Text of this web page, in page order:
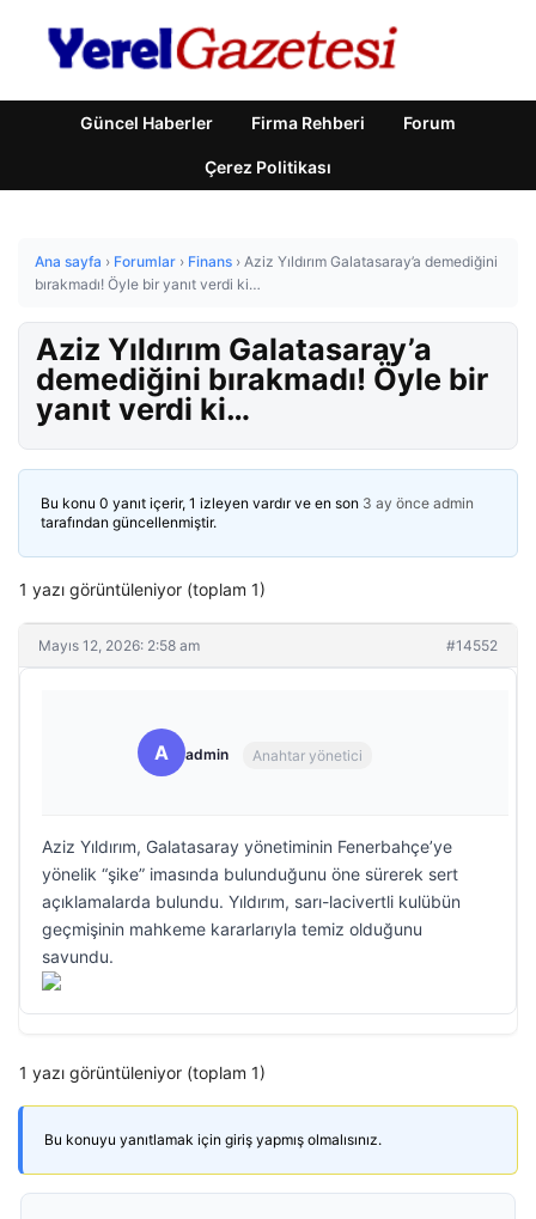
Güncel Haberler Firma Rehberi Forum
Çerez Politikası
Ana sayfa › Forumlar › Finans › Aziz Yıldırım Galatasaray’a demediğini
bırakmadı! Öyle bir yanıt verdi ki…
Aziz Yıldırım Galatasaray’a
demediğini bırakmadı! Öyle bir
yanıt verdi ki…
Bu konu 0 yanıt içerir, 1 izleyen vardır ve en son 3 ay önce admin
tarafından güncellenmiştir.
1 yazı görüntüleniyor (toplam 1)
Mayıs 12, 2026: 2:58 am #14552
A admin Anahtar yönetici
Aziz Yıldırım, Galatasaray yönetiminin Fenerbahçe’ye
yönelik “şike” imasında bulunduğunu öne sürerek sert
açıklamalarda bulundu. Yıldırım, sarı-lacivertli kulübün
geçmişinin mahkeme kararlarıyla temiz olduğunu
savundu.
1 yazı görüntüleniyor (toplam 1)
Bu konuyu yanıtlamak için giriş yapmış olmalısınız.